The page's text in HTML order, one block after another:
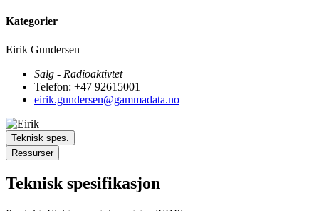
Kategorier
Eirik Gundersen
Salg - Radioaktivtet
Telefon: +47 92615001
eirik.gundersen@gammadata.no
Teknisk spes.
Ressurser
Teknisk spesifikasjon